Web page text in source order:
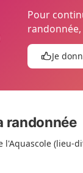
Pour
Je
randonnée
(lieu-